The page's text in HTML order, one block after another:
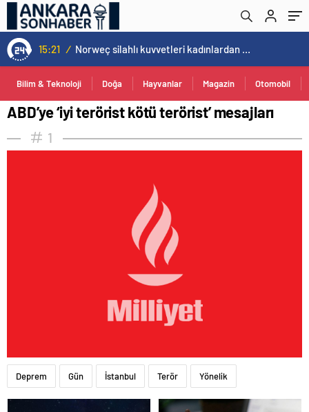
15:21 / Norweç silahlı kuvvetleri kadınlardan oluşan özel kuvvetler eğitimlerini başlattı.
Bilim & Teknoloji Doğa Hayvanlar Magazin Otomobil
ABD’ye ‘iyi terörist kötü terörist’ mesajları
1
Deprem Gün İstanbul Terör Yönelik